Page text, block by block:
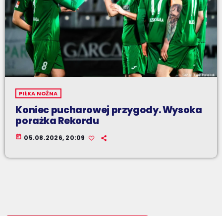
PIŁKA NOŻNA
Koniec pucharowej przygody. Wysoka
porażka Rekordu
today 05.08.2026, 20:09